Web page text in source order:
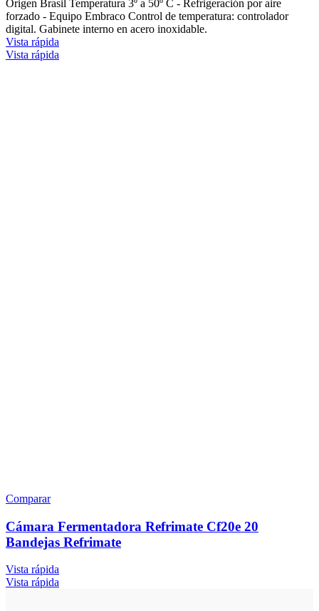
Origen Brasil Temperatura 3º a 50º C - Refrigeración por aire
forzado - Equipo Embraco Control de temperatura: controlador
digital. Gabinete interno en acero inoxidable.
Vista rápida
Vista rápida
Comparar
Cámara Fermentadora Refrimate Cf20e 20
Bandejas Refrimate
Vista rápida
Vista rápida